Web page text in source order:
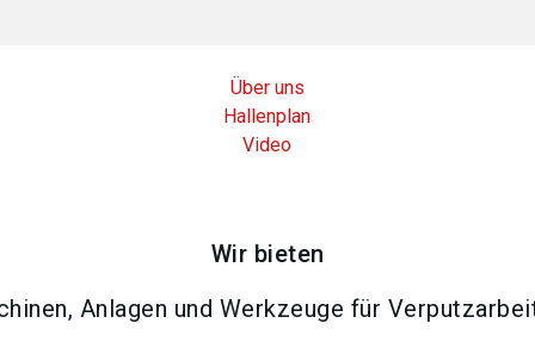
Über uns
Hallenplan
Video
Wir bieten
Anlagen und Werkzeuge für